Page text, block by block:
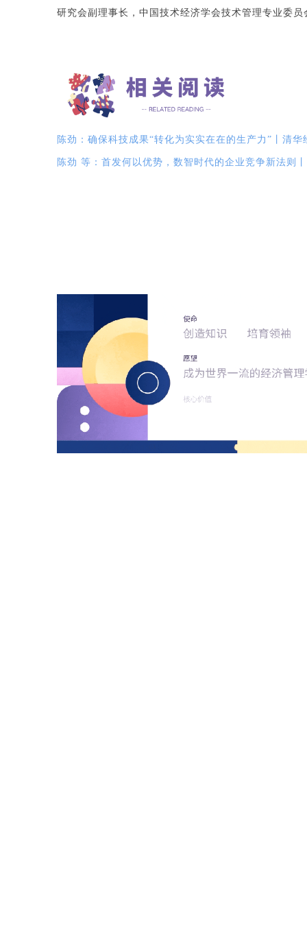
研究会副理事长，中国技术经济学会技术管理专业委员
陈劲：确保科技成果“转化为实实在在的生产力”丨清华
陈劲 等：首发何以优势，数智时代的企业竞争新法则